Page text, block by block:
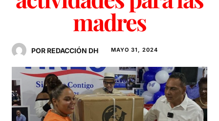
madres
POR REDACCIÓN DH MAYO 31, 2024